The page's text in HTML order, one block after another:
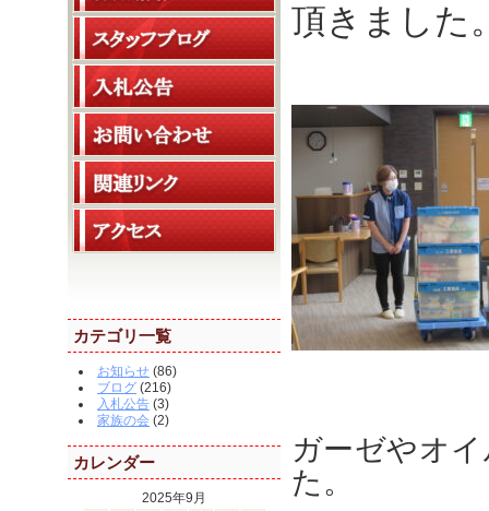
カテゴリ一覧
お知らせ (86)
ブログ (216)
入札公告 (3)
家族の会 (2)
カレンダー
2025年9月
頂きました
ガーゼやオ
た。